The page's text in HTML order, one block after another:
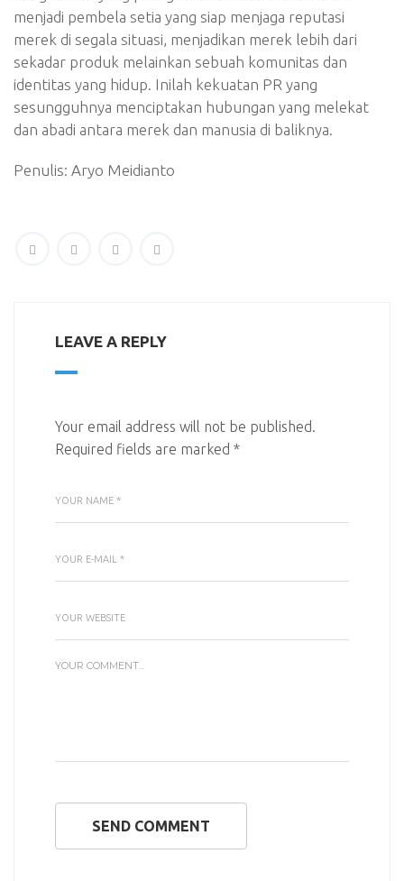
menjadi pembela setia yang siap menjaga reputasi
merek di segala situasi, menjadikan merek lebih dari
sekadar produk melainkan sebuah komunitas dan
identitas yang hidup. Inilah kekuatan PR yang
sesungguhnya menciptakan hubungan yang melekat
dan abadi antara merek dan manusia di baliknya.
Penulis: Aryo Meidianto
LEAVE A REPLY
Your email address will not be published.
Required fields are marked *
SEND COMMENT